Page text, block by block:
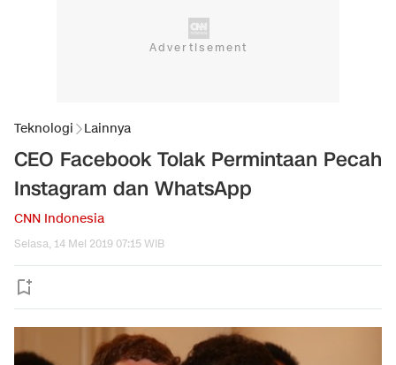
Teknologi Lainnya
CEO Facebook Tolak Permintaan Pecah
Instagram dan WhatsApp
CNN Indonesia
Selasa, 14 Mei 2019 07:15 WIB